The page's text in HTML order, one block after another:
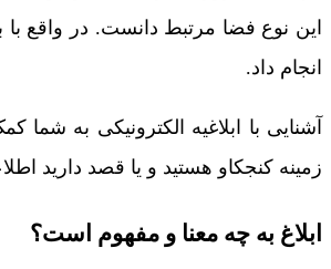
این نوع فضا مرتبط دانست. در واقع با
انجام داد.
آشنایی با ابلاغیه‌ الکترونیکی به
زمینه کنجکاو هستید و یا قصد دارید
ابلاغ به چه معنا و مفهوم است؟